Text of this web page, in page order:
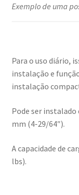
Exemplo de uma
Para o uso diário,
instalação e
instalação
Pode ser
mm (4-29/64″).
A capacidade de
lbs).